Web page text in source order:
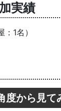
実績
1名）
から見て